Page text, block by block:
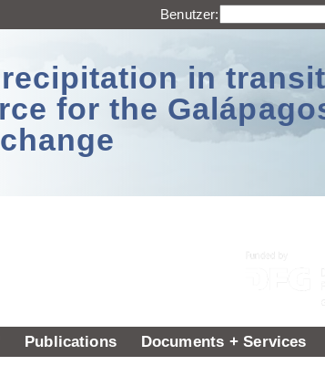
Benutzer:
in
for the
Publications Documents + Services